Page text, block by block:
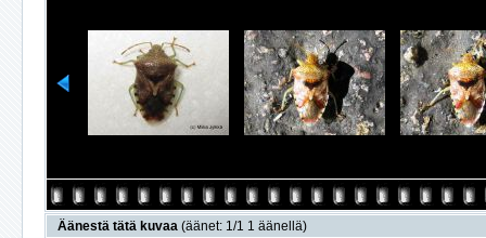
Äänestä tätä kuvaa (äänet: 1/1 1 äänellä)